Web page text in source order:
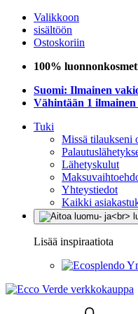
Valikkoon
sisältöön
Ostoskoriin
100%
Suomi: Ilmainen
Vähintään 1 ilmainen
Tuki
Missä tilaukseni
Lähetyskulut
Yhteystiedot
Kaikki
Lisää inspiraatiota